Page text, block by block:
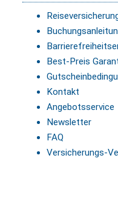
Best-Preis
Kontakt
Angebotsservice
Newsletter
FAQ
Versicherungs-